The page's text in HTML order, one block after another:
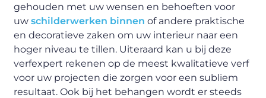
gehouden met uw wensen en behoeften voor
uwschilderwerken binnen of andere praktische
en decoratieve zaken om uw interieur naar een
hoger niveau te tillen. Uiteraard kan u bij deze
verfexpert rekenen op de meest kwalitatieve verf
voor uw projecten die zorgen voor een subliem
resultaat. Ook bij het behangen wordt er steeds